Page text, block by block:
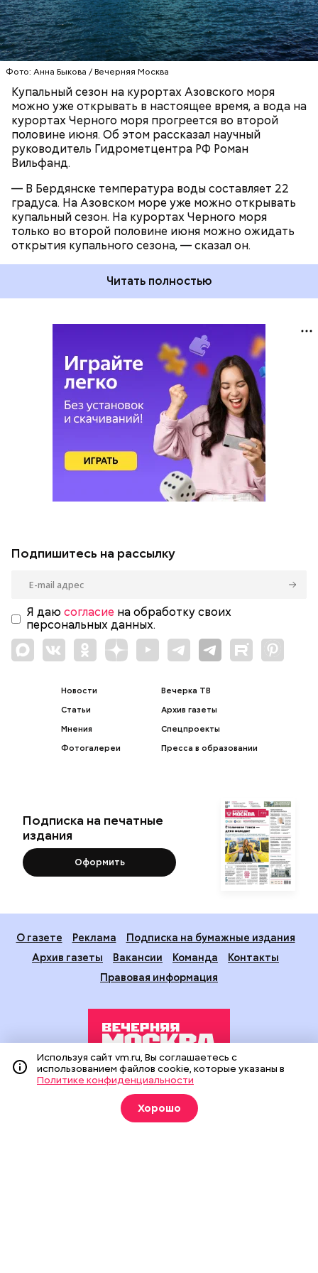
Фото: Анна Быкова / Вечерняя Москва
Купальный сезон на курортах Азовского моря
можно уже открывать в настоящее время, а вода на
курортах Черного моря прогреется во второй
половине июня. Об этом рассказал научный
руководитель Гидрометцентра РФ Роман
Вильфанд.
— В Бердянске температура воды составляет 22
градуса. На Азовском море уже можно открывать
купальный сезон. На курортах Черного моря
только во второй половине июня можно ожидать
открытия купального сезона, — сказал он.
Читать полностью
ЧЕРНОЕ МОРЕ
ПОГОДА
КУПАЛЬНЫЙ СЕЗОН
Подпишитесь на рассылку
Я даю согласие на обработку своих
персональных данных.
Новости
Статьи
Мнения
Фотогалереи
Вечерка ТВ
Архив газеты
Спецпроекты
Пресса в образовании
Подписка на печатные
издания
Оформить
О газете Реклама
Подписка на бумажные издания
Архив газеты
Вакансии Команда
Контакты
Правовая информация
Издание создано при финансовой поддержке Департамента
средств массовой информации и рекламы города Москвы.
На сайте применяются рекомендательные технологии
(информационные технологии предоставления информации
Используя сайт vm.ru, Вы соглашаетесь с
использованием файлов cookie, которые указаны в
Политике конфиденциальности
Хорошо